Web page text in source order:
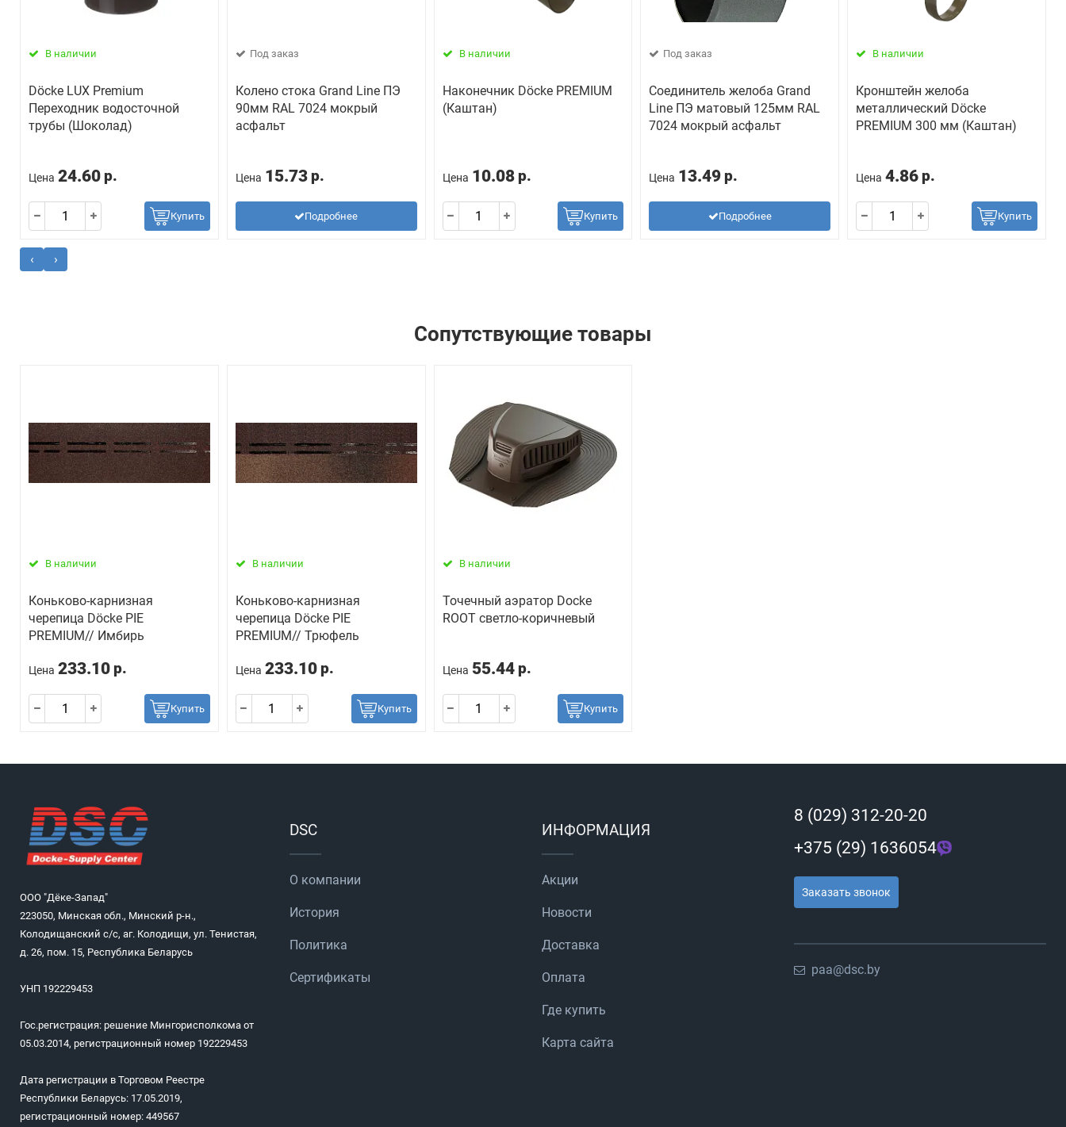
В наличии
Döcke LUX Premium
Переходник водосточной
трубы (Шоколад)
Цена 24.60 р.
Купить
Под заказ
Колено стока Grand Line ПЭ
90мм RAL 7024 мокрый
асфальт
Цена 15.73 р.
Подробнее
В наличии
Наконечник Döcke PREMIUM
(Каштан)
Цена 10.08 р.
Купить
Под заказ
Соединитель желоба Grand
Line ПЭ матовый 125мм RAL
7024 мокрый асфальт
Цена 13.49 р.
Подробнее
В наличии
Кронштейн желоба
металлический Döcke
PREMIUM 300 мм (Каштан)
Цена 4.86 р.
Купить
‹ ›
Сопутствующие товары
В наличии
Коньково-карнизная
черепица Döcke PIE
PREMIUM// Имбирь
Цена 233.10 р.
Купить
В наличии
Коньково-карнизная
черепица Döcke PIE
PREMIUM// Трюфель
Цена 233.10 р.
Купить
В наличии
Точечный аэратор Docke
ROOT светло-коричневый
Цена 55.44 р.
Купить
ООО "Дёке-Запад"
223050, Минская обл., Минский р-н.,
Колодищанский с/с, аг. Колодищи, ул. Тенистая,
д. 26, пом. 15, Республика Беларусь
УНП 192229453
Гос.регистрация: решение Мингорисполкома от
05.03.2014, регистрационный номер 192229453
Дата регистрации в Торговом Реестре
Республики Беларусь: 17.05.2019,
регистрационный номер: 449567
DSC
О компании
История
Политика
Сертификаты
ИНФОРМАЦИЯ
Акции
Новости
Доставка
Оплата
Где купить
Карта сайта
8 (029) 312-20-20
+375 (29) 1636054
Заказать звонок
paa@dsc.by